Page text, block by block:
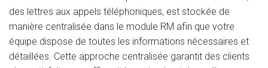
des lettres aux appels téléphoniques, est stockée de
manière centralisée dans le module RM afin que votre
équipe dispose de toutes les informations nécessaires et
détaillées. Cette approche centralisée garantit des clients